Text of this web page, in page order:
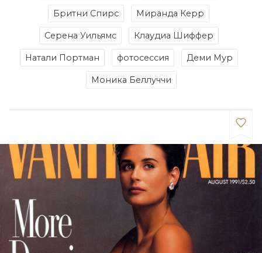
Бритни Спирс Миранда Керр
Серена Уильямс Клаудиа Шиффер
Натали Портман фотосессия Деми Мур
Моника Беллуччи